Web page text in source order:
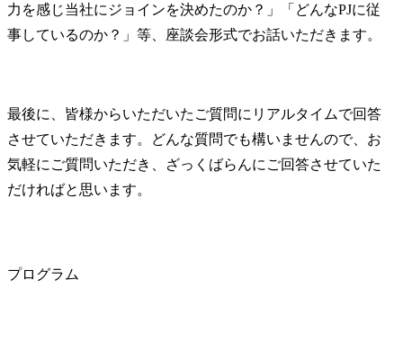
力を感じ当社にジョインを決めたのか？」「どんなPJに従
事しているのか？」等、座談会形式でお話いただきます。
最後に、皆様からいただいたご質問にリアルタイムで回答
させていただきます。どんな質問でも構いませんので、お
気軽にご質問いただき、ざっくばらんにご回答させていた
だければと思います。
プログラム